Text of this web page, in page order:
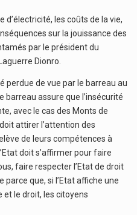
d’électricité, les coûts de la vie,
sur la jouissance des
par le président du
Dionro.
perdue de vue par le barreau au
assure que l’insécurité
avec le cas des Monts de
attirer l’attention des
de leurs compétences à
doit s’affirmer pour faire
faire respecter l’Etat de droit
que, si l’Etat affiche une
et le droit, les citoyens